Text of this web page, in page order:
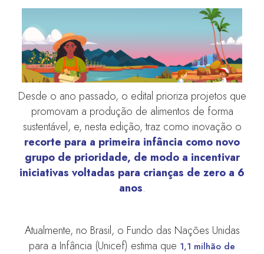
Desde o ano passado, o edital prioriza projetos que
promovam a produção de alimentos de forma
sustentável, e, nesta edição, traz como inovação o
recorte para a primeira infância como novo
grupo de prioridade, de modo a incentivar
iniciativas voltadas para crianças de zero a 6
anos.
Atualmente, no Brasil, o Fundo das Nações Unidas
para a Infância (Unicef) estima que 1,1 milhão de